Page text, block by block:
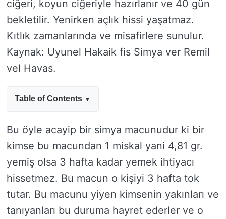
ciğeri, koyun ciğeriyle hazırlanır ve 40 gün
bekletilir. Yenirken açlık hissi yaşatmaz.
Kıtlık zamanlarında ve misafirlere sunulur.
Kaynak: Uyunel Hakaik fis Simya ver Remil
vel Havas.
Table of Contents
Bu öyle acayip bir simya macunudur ki bir
kimse bu macundan 1 miskal yani 4,81 gr.
yemiş olsa 3 hafta kadar yemek ihtiyacı
hissetmez. Bu macun o kişiyi 3 hafta tok
tutar. Bu macunu yiyen kimsenin yakınları ve
tanıyanları bu duruma hayret ederler ve o